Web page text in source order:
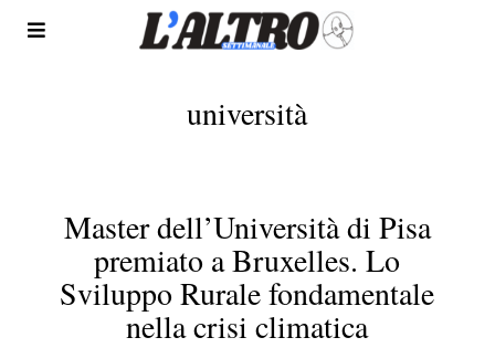
università
Master dell’Università di Pisa
premiato a Bruxelles. Lo
Sviluppo Rurale fondamentale
nella crisi climatica